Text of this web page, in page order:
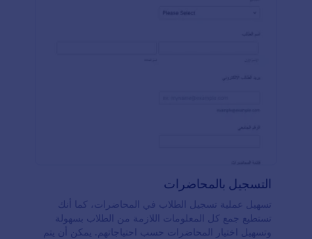
التسجيل بالمحاضرات
تسهيل عملية تسجيل الطلاب في المحاضرات، كما أنك
تستطيع جمع كل المعلومات اللازمة من الطلاب بسهولة
وتسهيل اختيار المحاضرات حسب احتياجاتهم. يمكن أن يتم